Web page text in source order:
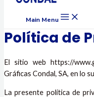
Main Menu
Política de
El sitio web https://
Gráficas Condal, SA, en lo
La presente política de